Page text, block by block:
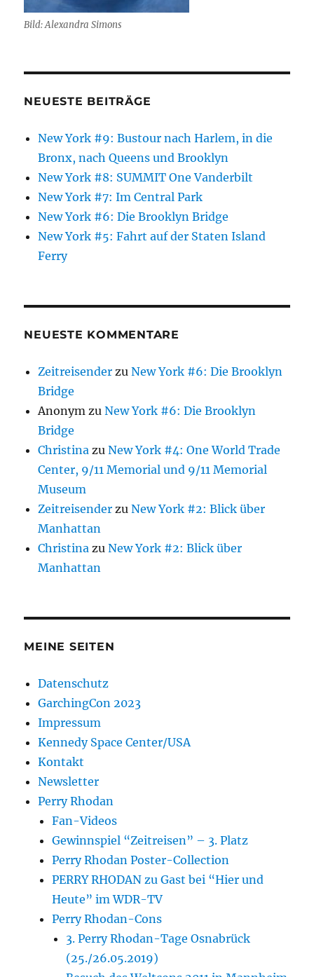
Bild: Alexandra Simons
NEUESTE BEITRÄGE
New York #9: Bustour nach Harlem, in die
Bronx, nach Queens und Brooklyn
New York #8: SUMMIT One Vanderbilt
New York #7: Im Central Park
New York #6: Die Brooklyn Bridge
New York #5: Fahrt auf der Staten Island
Ferry
NEUESTE KOMMENTARE
Zeitreisender zuNew York #6: Die Brooklyn
Bridge
Anonym zuNew York #6: Die Brooklyn
Bridge
Christina zuNew York #4: One World Trade
Center, 9/11 Memorial und 9/11 Memorial
Museum
Zeitreisender zuNew York #2: Blick über
Manhattan
Christina zuNew York #2: Blick über
Manhattan
MEINE SEITEN
Datenschutz
GarchingCon 2023
Impressum
Kennedy Space Center/USA
Kontakt
Newsletter
Perry Rhodan
Fan-Videos
Gewinnspiel “Zeitreisen” – 3. Platz
Perry Rhodan Poster-Collection
PERRY RHODAN zu Gast bei “Hier und
Heute” im WDR-TV
Perry Rhodan-Cons
3. Perry Rhodan-Tage Osnabrück
(25./26.05.2019)